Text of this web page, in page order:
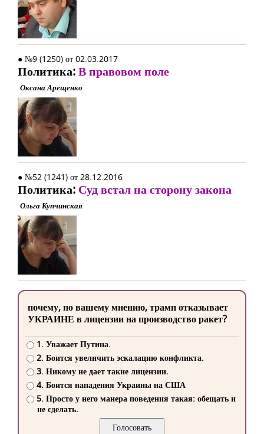
● №9 (1250) от 02.03.2017
Политика:В правовом поле
Оксана Арещенко
● №52 (1241) от 28.12.2016
Политика: Суд встал на сторону закона
Ольга Купчинская
почему, по вашему мнению, трамп отказывает
УКРАИНЕ в лицензии на производство ракет?
1. Уважает Путина.
2. Боится увеличить эскалацию конфликта.
3. Никому не дает такие лицензии.
4. Боится нападения Украины на США
5. Просто у него манера поведения такая: обещать и
не сделать.